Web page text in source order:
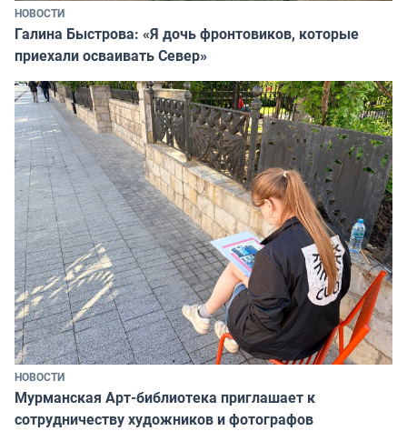
НОВОСТИ
Галина Быстрова: «Я дочь фронтовиков, которые
приехали осваивать Север»
НОВОСТИ
Мурманская Арт-библиотека приглашает к
сотрудничеству художников и фотографов